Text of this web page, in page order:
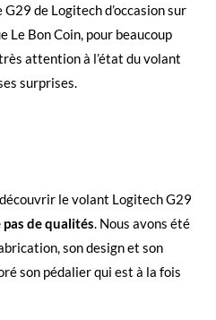
de Logitech d’occasion sur
Le Bon Coin, pour beaucoup
attention à l’état du volant
surprises.
le volant Logitech G29
de qualités. Nous avons été
son design et son
son pédalier qui est à la fois